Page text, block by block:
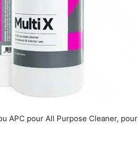
APC pour All Purpose Cleaner, pour